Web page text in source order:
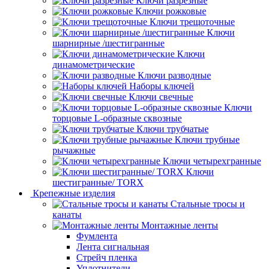
Ключи рожковые
Ключи трещоточные
Ключи
шарнирные /шестигранные
Ключи
динамометрические
Ключи разводные
Наборы ключей
Ключи свечные
Ключи
торцовые L-образные сквозные
Ключи трубчатые
Ключи трубные
рычажные
Ключи четырехгранные
Ключи
шестигранные/ TORX
Крепежные изделия
Стальные тросы и
канаты
Монтажные ленты
Фумлента
Лента сигнальная
Стрейч пленка